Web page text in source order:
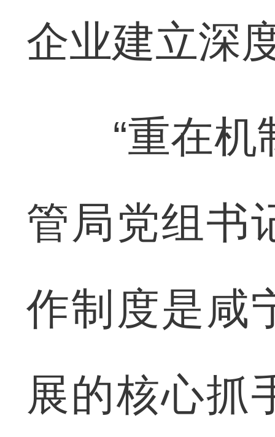
企业建立深
“重在机制
管局党组书
作制度是咸
展的核心抓